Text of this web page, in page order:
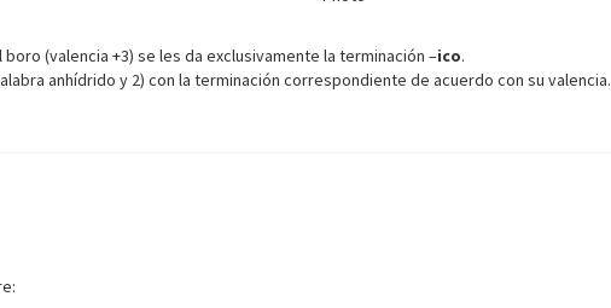
boro (valencia +3) se les da exclusivamente la terminación –ico.
anhídrido y 2) con la terminación correspondiente de acuerdo con su valencia.